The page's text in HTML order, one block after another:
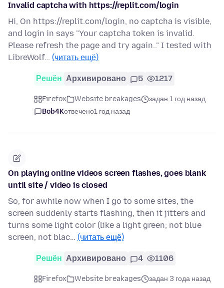
Invalid captcha with https://replit.com/login
Hi, On https://replit.com/login, no captcha is visible,
and login in says "Your captcha token is invalid.
Please refresh the page and try again.." I tested with
LibreWolf… (читать ещё)
Решён Архивировано 5 1217
Firefox Website breakages
задан 1 год назад
Bob4Kотвечено1 год назад
On playing online videos screen flashes, goes blank
until site / video is closed
So, for awhile now when I go to some sites, the
screen suddenly starts flashing, then it jitters and
turns some light color (like a light green; not blue
screen, not blac… (читать ещё)
Решён Архивировано 4 1106
Firefox Website breakages
задан 3 года назад